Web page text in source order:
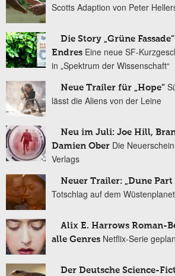
Scotts Adaption von Peter
Die Story „Grüne
Endres Eine neue SF-
in „Spektrum der Wissenschaft“
Neue Trailer für „Hope“
lässt die Aliens von der Leine
Neu im Juli: Joe Hill,
Damien Ober Die
Verlags
Neuer Trailer: „Dune Part
Totschlag auf dem
Alix E. Harrows Roman-
alle Genres Netflix-Serie
Der Deutsche Science-